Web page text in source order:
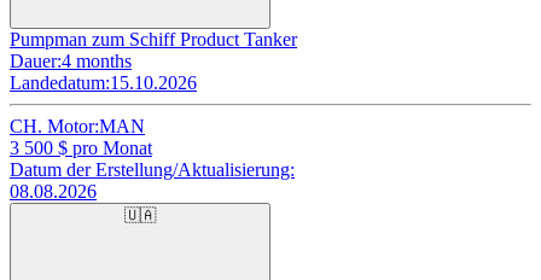
Pumpman zum Schiff Product Tanker
Dauer:4 months
Landedatum:15.10.2026
CH. Motor:MAN
3 500 $ pro Monat
Datum der Erstellung/Aktualisierung:
08.08.2026
🇺🇦